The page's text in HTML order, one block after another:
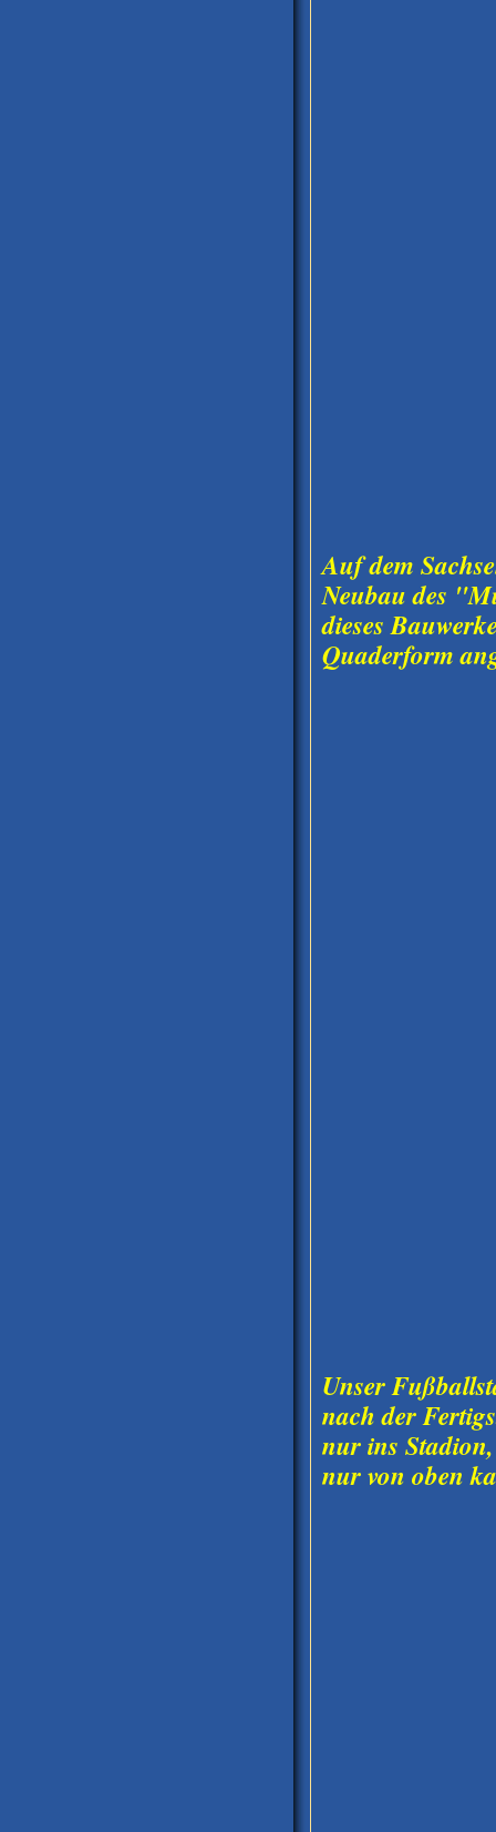
Auf dem
Neubau des
dieses
Quaderform
Unser
nach der
nur ins
nur von oben